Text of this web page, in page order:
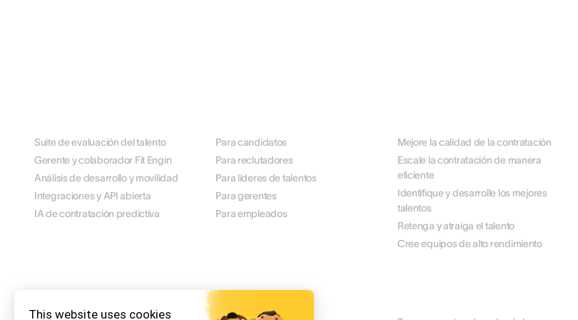
This website uses cookies
Suite de evaluación del talento
Gerente y colaborador Fit Engin
Análisis de desarrollo y movilidad
Integraciones y API abierta
IA de contratación predictiva
Para candidatos
Para reclutadores
Para líderes de talentos
Para gerentes
Para empleados
Mejore la calidad de la contratación
Escale la contratación de manera
eficiente
Identifique y desarrolle los mejores
talentos
Retenga y atraiga el talento
Cree equipos de alto rendimiento
RECURSOS